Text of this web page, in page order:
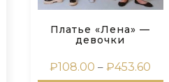
Платье «Лена» —
девочки
₽108.00 – ₽453.60